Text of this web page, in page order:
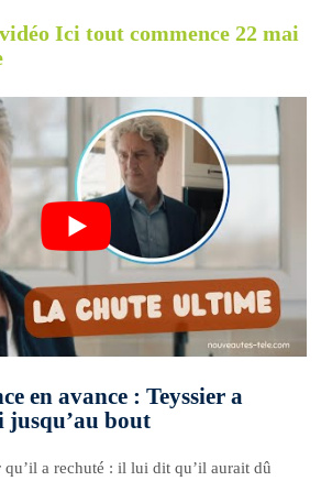
Ici tout commence 22 mai
en avance : Teyssier a
jusqu’au bout
qu’il a rechuté : il lui dit qu’il aurait dû